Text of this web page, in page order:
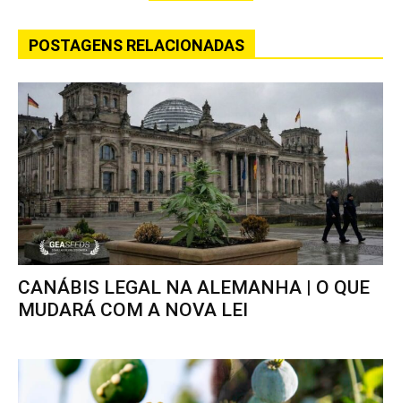
POSTAGENS RELACIONADAS
CANÁBIS LEGAL NA ALEMANHA | O QUE
MUDARÁ COM A NOVA LEI